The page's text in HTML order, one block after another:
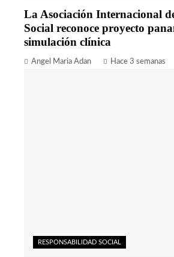
La Asociación Internacional
Social reconoce proyecto
simulación clínica
Angel Maria Adan Hace 3 semanas
RESPONSABILIDAD SOCIAL